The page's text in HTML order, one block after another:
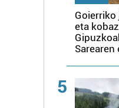
Goierriko
eta
5